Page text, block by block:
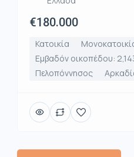
€180.000
Κατοικία
Εμβαδόν οικοπέδου:
Πελοπόννησος